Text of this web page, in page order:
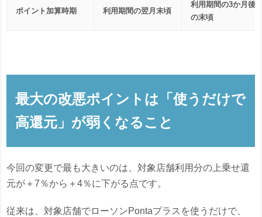
ポイント加算時期 利用期間の翌月末頃
利用期間の3か月後
の末頃
最大の改悪ポイントは「使うだけで
高還元」が弱くなること
今回の変更で最も大きいのは、対象店舗利用分の上乗せ還
元が＋7％から＋4％に下がる点です。
従来は、対象店舗でローソンPontaプラスを使うだけで、